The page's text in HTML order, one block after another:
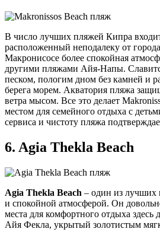
В число лучших пляжей Кипра
расположенный неподалеку от
Макронисосе более спокойная
другими пляжами Айя-Напы.
песком, пологим дном без камней и
берега морем. Акватория пляжа
ветра мысом. Все это делает
местом для семейного отдыха с
сервиса и чистоту пляжа
6. Agia Thekla Beach
Agia Thekla Beach – один из
и спокойной атмосферой. Он
места для комфортного отдыха здесь
Айя Фекла, укрытый золотистым